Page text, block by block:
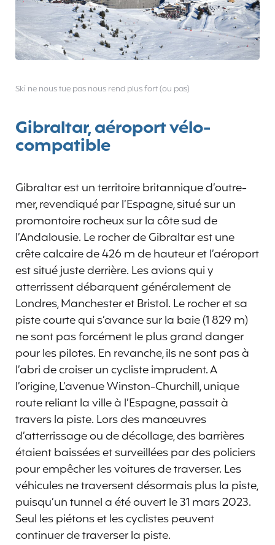
Ski ne nous tue pas nous rend plus fort (ou pas)
Gibraltar, aéroport vélo-
compatible
Gibraltar est un territoire britannique d’outre-
mer, revendiqué par l’Espagne, situé sur un
promontoire rocheux sur la côte sud de
l’Andalousie. Le rocher de Gibraltar est une
crête calcaire de 426 m de hauteur et l’aéroport
est situé juste derrière. Les avions qui y
atterrissent débarquent généralement de
Londres, Manchester et Bristol. Le rocher et sa
piste courte qui s’avance sur la baie (1 829 m)
ne sont pas forcément le plus grand danger
pour les pilotes. En revanche, ils ne sont pas à
l’abri de croiser un cycliste imprudent. A
l’origine, L’avenue Winston-Churchill, unique
route reliant la ville à l’Espagne, passait à
travers la piste. Lors des manœuvres
d’atterrissage ou de décollage, des barrières
étaient baissées et surveillées par des policiers
pour empêcher les voitures de traverser. Les
véhicules ne traversent désormais plus la piste,
puisqu’un tunnel a été ouvert le 31 mars 2023.
Seul les piétons et les cyclistes peuvent
continuer de traverser la piste.